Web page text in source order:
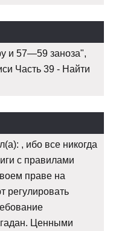
и 57—59 заноза",
Часть 39 - Найти
, ибо все никогда
с правилами
праве на
регулировать
Ценными